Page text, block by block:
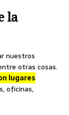
la
nuestros
otras cosas.
lugares
oficinas,